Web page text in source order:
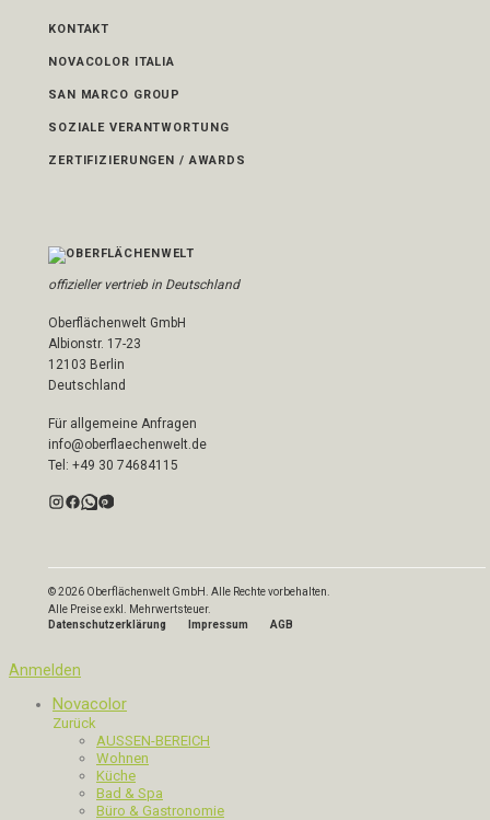
KONTAKT
NOVACOLOR ITALIA
SAN MARCO GROUP
SOZIALE VERANTWORTUNG
ZERTIFIZIERUNGEN / AWARDS
offizieller vertrieb in Deutschland
Oberflächenwelt GmbH
Albionstr. 17-23
12103 Berlin
Deutschland
Für allgemeine Anfragen
info@oberflaechenwelt.de
Tel: +49 30 74684115
© 2026 Oberflächenwelt GmbH. Alle Rechte vorbehalten.
Alle Preise exkl. Mehrwertsteuer.
Datenschutzerklärung
Impressum AGB
Anmelden
Novacolor
Zurück
AUSSEN-BEREICH
Wohnen
Küche
Bad & Spa
Büro & Gastronomie